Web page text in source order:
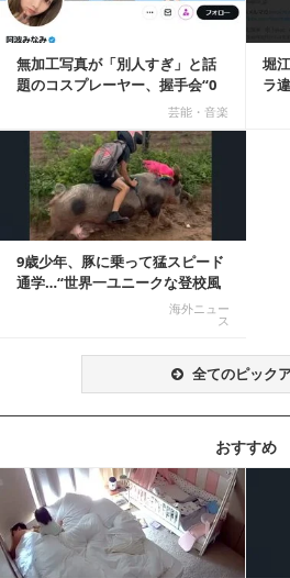
無加工写真が「別人すぎ」と話
題のコスプレーヤー、握手会“0
芸能・音楽
堀
ラ
9歳少年、豚に乗って猛スピード
通学…“世界一ユニークな登校風
海外ニュー
ス
全てのピック
おすすめ
記事を読む